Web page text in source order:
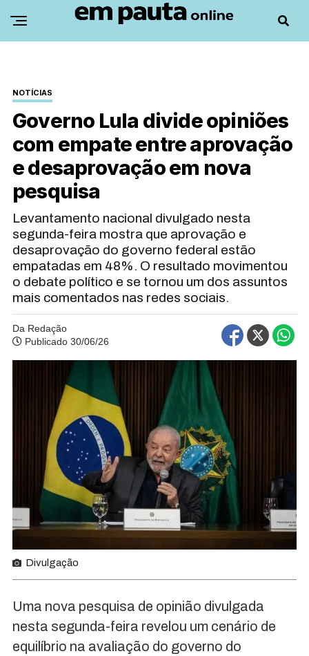
NOTÍCIAS
Governo Lula divide opiniões
com empate entre aprovação
e desaprovação em nova
pesquisa
Levantamento nacional divulgado nesta
segunda-feira mostra que aprovação e
desaprovação do governo federal estão
empatadas em 48%. O resultado movimentou
o debate político e se tornou um dos assuntos
mais comentados nas redes sociais.
Da Redação
Publicado 30/06/26
Divulgação
Uma nova pesquisa de opinião divulgada
nesta segunda-feira revelou um cenário de
equilíbrio na avaliação do governo do